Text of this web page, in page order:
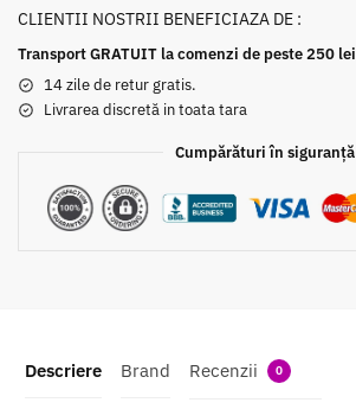
CLIENTII NOSTRII BENEFICIAZA DE :
Transport GRATUIT la comenzi de peste 250 lei
14 zile de retur gratis.
Livrarea discretă in toata tara
Cumpărături în siguranță
Descriere Brand Recenzii 0